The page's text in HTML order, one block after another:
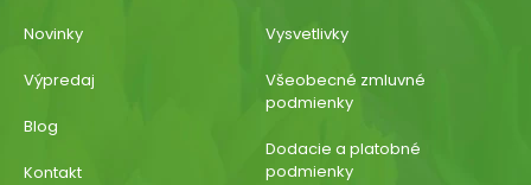
Novinky
Výpredaj
Blog
Kontakt
Vysvetlivky
Všeobecné zmluvné
podmienky
Dodacie a platobné
podmienky